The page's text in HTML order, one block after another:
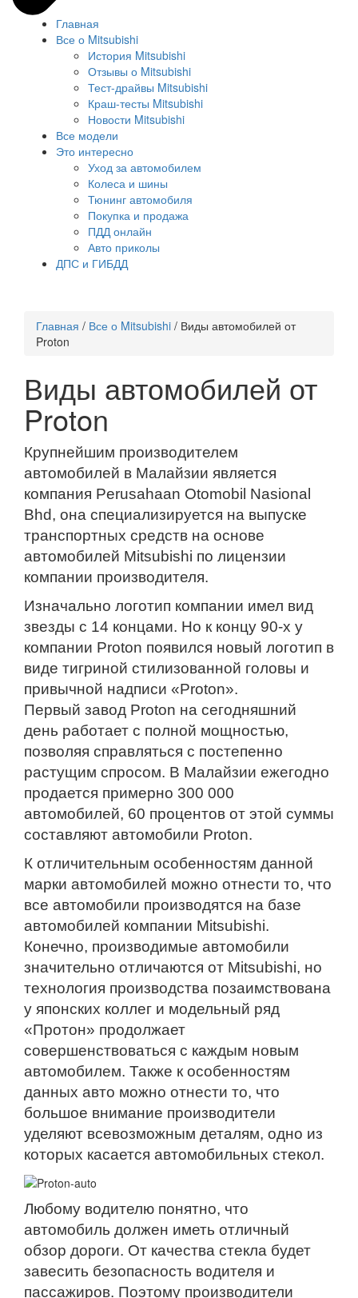
Главная
Все о Mitsubishi
История Mitsubishi
Отзывы о Mitsubishi
Тест-драйвы Mitsubishi
Краш-тесты Mitsubishi
Новости Mitsubishi
Все модели
Это интересно
Уход за автомобилем
Колеса и шины
Тюнинг автомобиля
Покупка и продажа
ПДД онлайн
Авто приколы
ДПС и ГИБДД
Главная / Все о Mitsubishi / Виды автомобилей от
Proton
Виды автомобилей от
Proton
Крупнейшим производителем
автомобилей в Малайзии является
компания Perusahaan Otomobil Nasional
Bhd, она специализируется на выпуске
транспортных средств на основе
автомобилей Mitsubishi по лицензии
компании производителя.
Изначально логотип компании имел вид
звезды с 14 концами. Но к концу 90-х у
компании Proton появился новый логотип в
виде тигриной стилизованной головы и
привычной надписи «Proton».
Первый завод Proton на сегодняшний
день работает с полной мощностью,
позволяя справляться с постепенно
растущим спросом. В Малайзии ежегодно
продается примерно 300 000
автомобилей, 60 процентов от этой суммы
составляют автомобили Proton.
К отличительным особенностям данной
марки автомобилей можно отнести то, что
все автомобили производятся на базе
автомобилей компании Mitsubishi.
Конечно, производимые автомобили
значительно отличаются от Mitsubishi, но
технология производства позаимствована
у японских коллег и модельный ряд
«Протон» продолжает
совершенствоваться с каждым новым
автомобилем. Также к особенностям
данных авто можно отнести то, что
большое внимание производители
уделяют всевозможным деталям, одно из
которых касается автомобильных стекол.
Любому водителю понятно, что
автомобиль должен иметь отличный
обзор дороги. От качества стекла будет
завесить безопасность водителя и
пассажиров. Поэтому производители